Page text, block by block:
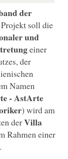
der
soll die
und
einer
der
Namen
- AstArte
) wird am
derVilla
Rahmen einer